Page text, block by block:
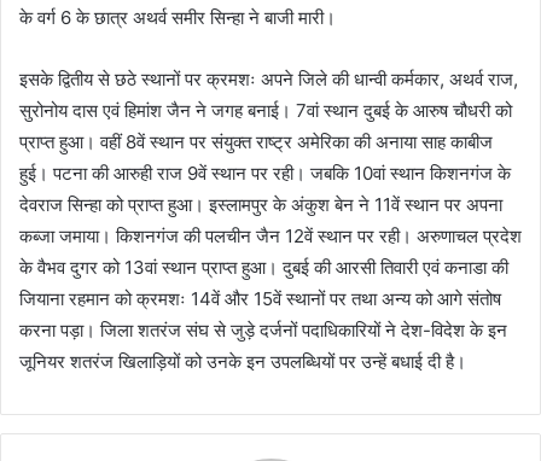
के वर्ग 6 के छात्र अथर्व समीर सिन्हा ने बाजी मारी।
इसके द्वितीय से छठे स्थानों पर क्रमशः अपने जिले की धान्वी कर्मकार, अथर्व राज,
सुरोनोय दास एवं हिमांश जैन ने जगह बनाई। 7वां स्थान दुबई के आरुष चौधरी को
प्राप्त हुआ। वहीं 8वें स्थान पर संयुक्त राष्ट्र अमेरिका की अनाया साह काबीज
हुई। पटना की आरुही राज 9वें स्थान पर रही। जबकि 10वां स्थान किशनगंज के
देवराज सिन्हा को प्राप्त हुआ। इस्लामपुर के अंकुश बेन ने 11वें स्थान पर अपना
कब्जा जमाया। किशनगंज की पलचीन जैन 12वें स्थान पर रही। अरुणाचल प्रदेश
के वैभव दुगर को 13वां स्थान प्राप्त हुआ। दुबई की आरसी तिवारी एवं कनाडा की
जियाना रहमान को क्रमशः 14वें और 15वें स्थानों पर तथा अन्य को आगे संतोष
करना पड़ा। जिला शतरंज संघ से जुड़े दर्जनों पदाधिकारियों ने देश-विदेश के इन
जूनियर शतरंज खिलाड़ियों को उनके इन उपलब्धियों पर उन्हें बधाई दी है।